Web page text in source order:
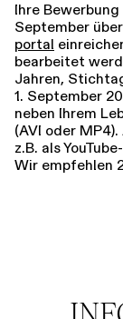
Ihre Bewerbung
September
portal
bearbeitet
Jahren,
1. September
neben Ihrem
(AVI oder
z.B. als
Wir empfehlen